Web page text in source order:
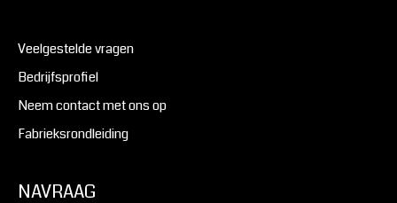
Veelgestelde vragen
Bedrijfsprofiel
Neem contact met ons op
Fabrieksrondleiding
NAVRAAG